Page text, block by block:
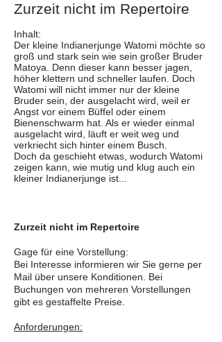
Zurzeit nicht im Repertoire
Inhalt:
Der kleine Indianerjunge Watomi möchte so
groß und stark sein wie sein großer Bruder
Matoya. Denn dieser kann besser jagen,
höher klettern und schneller laufen. Doch
Watomi will nicht immer nur der kleine
Bruder sein, der ausgelacht wird, weil er
Angst vor einem Büffel oder einem
Bienenschwarm hat. Als er wieder einmal
ausgelacht wird, läuft er weit weg und
verkriecht sich hinter einem Busch.
Doch da geschieht etwas, wodurch Watomi
zeigen kann, wie mutig und klug auch ein
kleiner Indianerjunge ist...
Zurzeit nicht im Repertoire​
Gage für eine Vorstellung:
Bei Interesse informieren wir Sie gerne per
Mail über unsere Konditionen. Bei
Buchungen von mehreren Vorstellungen
gibt es gestaffelte Preise.
Anforderungen: